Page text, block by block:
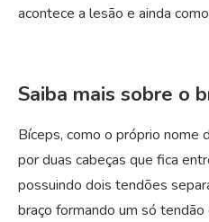
acontece a lesão e ainda
Saiba mais sobre o
Bíceps, como o próprio nome
por duas cabeças que fica
possuindo dois tendões
braço formando um só